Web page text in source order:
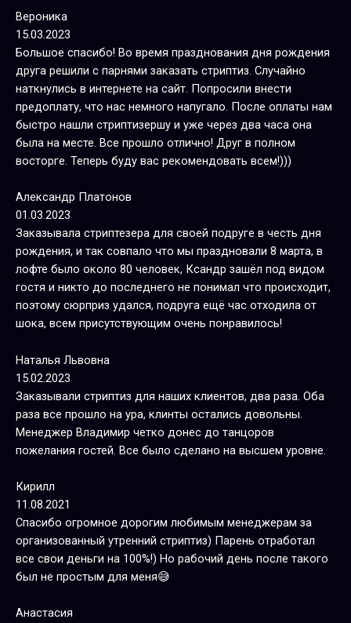
Вероника
15.03.2023
Большое спасибо! Во время празднования дня рождения
друга решили с парнями заказать стриптиз. Случайно
наткнулись в интернете на сайт. Попросили внести
предоплату, что нас немного напугало. После оплаты нам
быстро нашли стриптизершу и уже через два часа она
была на месте. Все прошло отлично! Друг в полном
восторге. Теперь буду вас рекомендовать всем!)))
Александр Платонов
01.03.2023
Заказывала стриптезера для своей подруге в честь дня
рождения, и так совпало что мы праздновали 8 марта, в
лофте было около 80 человек, Ксандр зашёл под видом
гостя и никто до последнего не понимал что происходит,
поэтому сюрприз удался, подруга ещё час отходила от
шока, всем присутствующим очень понравилось!
Наталья Львовна
15.02.2023
Заказывали стриптиз для наших клиентов, два раза. Оба
раза все прошло на ура, клинты остались довольны.
Менеджер Владимир четко донес до танцоров
пожелания гостей. Все было сделано на высшем уровне.
Кирилл
11.08.2021
Спасибо огромное дорогим любимым менеджерам за
организованный утренний стриптиз) Парень отработал
все свои деньги на 100%!) Но рабочий день после такого
был не простым для меня😅
Анастасия